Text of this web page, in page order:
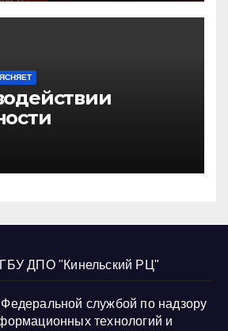
и
их прав
ДПО "Кинельский РЦ"
службой по надзору
технологий и